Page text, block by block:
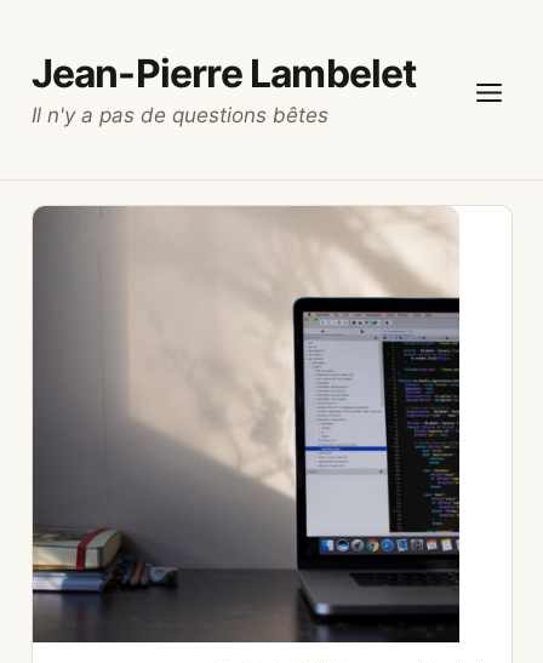
contenu
Jean-Pierre Lambelet
Il n'y a pas de questions bêtes